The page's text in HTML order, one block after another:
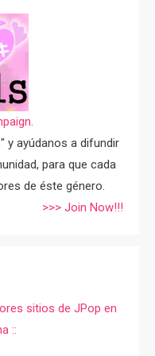
y ayúdanos a difundir
para que cada
de éste género.
>>> Join Now!!!